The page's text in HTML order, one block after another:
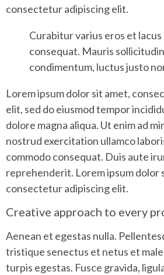
consectetur adipiscing elit.
Curabitur varius eros et
consequat. Mauris
condimentum, luctus justo
Lorem ipsum dolor sit amet,
elit, sed do eiusmod tempor
dolore magna aliqua. Ut enim ad
nostrud exercitation ullamco
commodo consequat. Duis aute
reprehenderit. Lorem ipsum dolor
consectetur adipiscing elit.
Creative approach to every
Aenean et egestas nulla.
tristique senectus et netus et
turpis egestas. Fusce gravida,